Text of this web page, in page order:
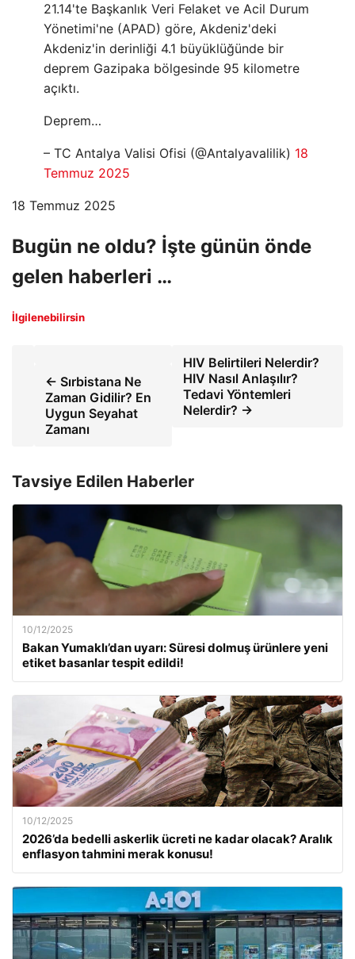
21.14'te Başkanlık Veri Felaket ve Acil Durum
Yönetimi'ne (APAD) göre, Akdeniz'deki
Akdeniz'in derinliği 4.1 büyüklüğünde bir
deprem Gazipaka bölgesinde 95 kilometre
açıktı.
Deprem…
– TC Antalya Valisi Ofisi (@Antalyavalilik) 18
Temmuz 2025
18 Temmuz 2025
Bugün ne oldu? İşte günün önde
gelen haberleri …
İlgilenebilirsin
← Sırbistana Ne
Zaman Gidilir? En
Uygun Seyahat
Zamanı
HIV Belirtileri Nelerdir?
HIV Nasıl Anlaşılır?
Tedavi Yöntemleri
Nelerdir? →
Tavsiye Edilen Haberler
10/12/2025
Bakan Yumaklı’dan uyarı: Süresi dolmuş ürünlere yeni
etiket basanlar tespit edildi!
10/12/2025
2026’da bedelli askerlik ücreti ne kadar olacak? Aralık
enflasyon tahmini merak konusu!